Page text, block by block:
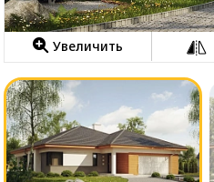
Увеличить